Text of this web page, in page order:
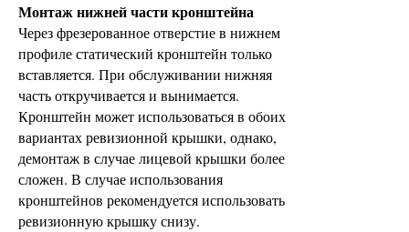
Монтаж нижней части кронштейна
Через фрезерованное отверстие в нижнем
профиле статический кронштейн только
вставляется. При обслуживании нижняя
часть откручивается и вынимается.
Кронштейн может использоваться в обоих
вариантах ревизионной крышки, однако,
демонтаж в случае лицевой крышки более
сложен. В случае использования
кронштейнов рекомендуется использовать
ревизионную крышку снизу.